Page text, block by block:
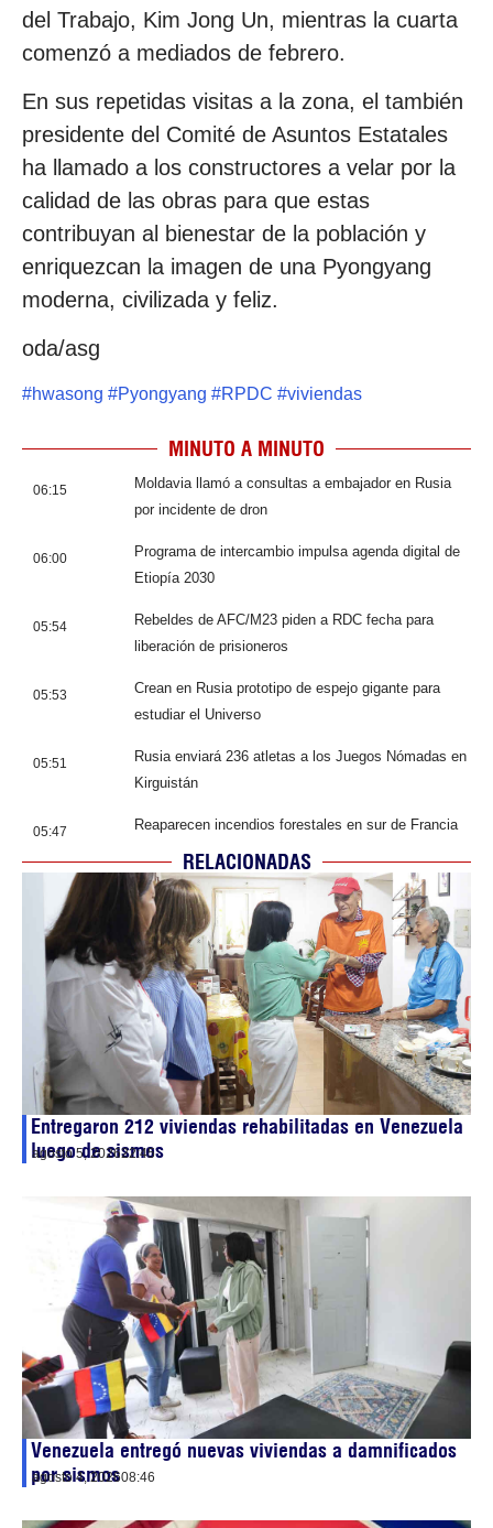
del Trabajo, Kim Jong Un, mientras la cuarta
comenzó a mediados de febrero.
En sus repetidas visitas a la zona, el también
presidente del Comité de Asuntos Estatales
ha llamado a los constructores a velar por la
calidad de las obras para que estas
contribuyan al bienestar de la población y
enriquezcan la imagen de una Pyongyang
moderna, civilizada y feliz.
oda/asg
#hwasong #Pyongyang #RPDC #viviendas
MINUTO A MINUTO
06:15
Moldavia llamó a consultas a embajador en Rusia
por incidente de dron
06:00
Programa de intercambio impulsa agenda digital de
Etiopía 2030
05:54
Rebeldes de AFC/M23 piden a RDC fecha para
liberación de prisioneros
05:53
Crean en Rusia prototipo de espejo gigante para
estudiar el Universo
05:51
Rusia enviará 236 atletas a los Juegos Nómadas en
Kirguistán
05:47 Reaparecen incendios forestales en sur de Francia
RELACIONADAS
Entregaron 212 viviendas rehabilitadas en Venezuela
luego de sismos
agosto 5, 202622:45
Venezuela entregó nuevas viviendas a damnificados
por sismos
agosto 4, 202608:46